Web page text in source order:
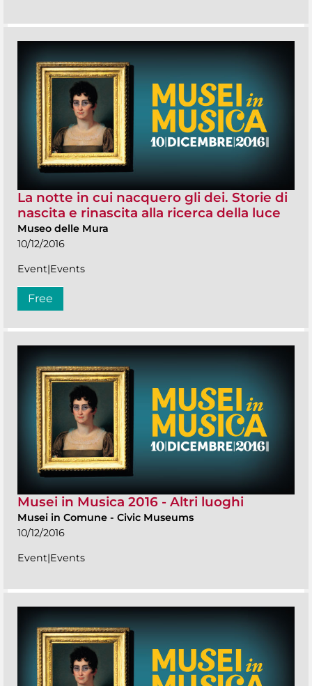
La notte in cui nacquero gli dei. Storie di
nascita e rinascita alla ricerca della luce
Museo delle Mura
10/12/2016
Event|Events
Free
Musei in Musica 2016 - Altri luoghi
Musei in Comune - Civic Museums
10/12/2016
Event|Events